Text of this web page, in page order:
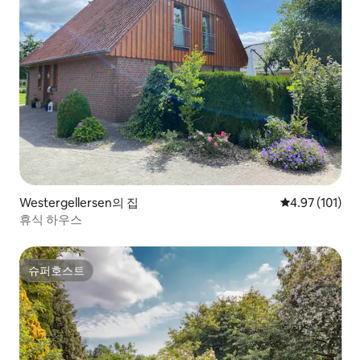
Westergellersen의 집 평점 4.97점(5
4.97 (101)
휴식 하우스
슈퍼호스트
슈퍼호스트